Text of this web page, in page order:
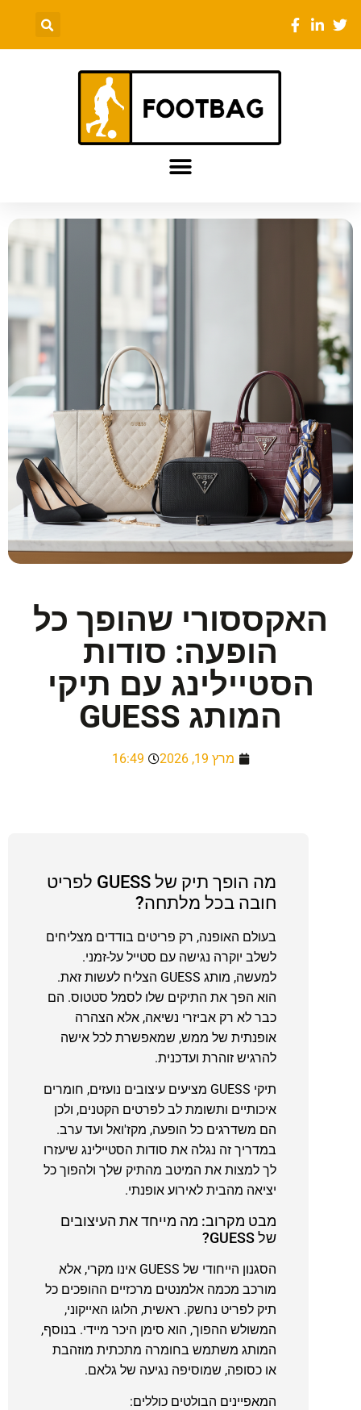
האקססורי שהופך כל
הופעה: סודות
הסטיילינג עם תיקי
המותג GUESS
מרץ 19, 2026 16:49
מה הופך תיק של GUESS לפריט
חובה בכל מלתחה?
בעולם האופנה, רק פריטים בודדים מצליחים
לשלב יוקרה נגישה עם סטייל על-זמני.
למעשה, מותג GUESS הצליח לעשות זאת.
הוא הפך את התיקים שלו לסמל סטטוס. הם
כבר לא רק אביזרי נשיאה, אלא הצהרה
אופנתית של ממש, שמאפשרת לכל אישה
להרגיש זוהרת ועדכנית.
תיקי GUESS מציעים עיצובים נועזים, חומרים
איכותיים ותשומת לב לפרטים הקטנים, ולכן
הם משדרגים כל הופעה, מקז'ואל ועד ערב.
במדריך זה נגלה את סודות הסטיילינג שיעזרו
לך למצות את המיטב מהתיק שלך ולהפוך כל
יציאה מהבית לאירוע אופנתי.
מבט מקרוב: מה מייחד את העיצובים
של GUESS?
הסגנון הייחודי של GUESS אינו מקרי, אלא
מורכב מכמה אלמנטים מרכזיים ההופכים כל
תיק לפריט נחשק. ראשית, הלוגו האייקוני,
המשולש ההפוך, הוא סימן היכר מיידי. בנוסף,
המותג משתמש בחומרה מתכתית מוזהבת
או כסופה, שמוסיפה נגיעה של גלאם.
המאפיינים הבולטים כוללים: